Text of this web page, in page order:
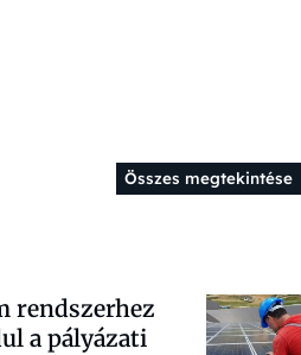
Összes megtekintése
rendszerhez
a pályázati